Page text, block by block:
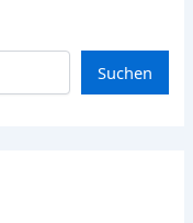
Suchen